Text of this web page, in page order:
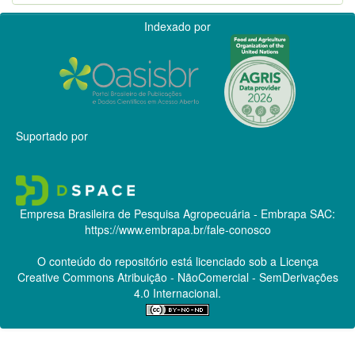
Indexado por
Suportado por
Empresa Brasileira de Pesquisa Agropecuária - Embrapa SAC:
https://www.embrapa.br/fale-conosco
O conteúdo do repositório está licenciado sob a Licença
Creative CommonsAtribuição - NãoComercial - SemDerivações
4.0 Internacional.